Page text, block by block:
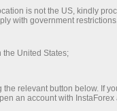
is not the US, kindly
with government
United States;
relevant button below. If
an account with InstaForex